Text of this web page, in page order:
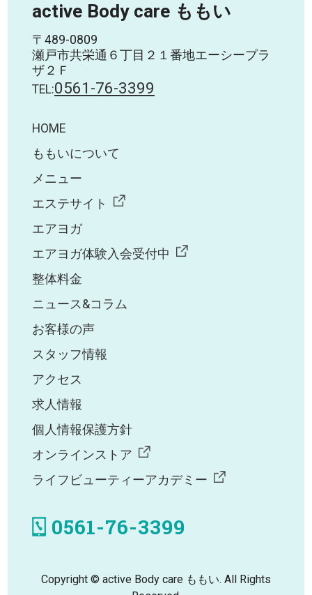
active Body care ももい
〒489-0809
瀬戸市共栄通６丁目２１番地エーシープラ
ザ２Ｆ
TEL:0561-76-3399
HOME
ももいについて
メニュー
エステサイト
エアヨガ
エアヨガ体験入会受付中
整体料金
ニュース&コラム
お客様の声
スタッフ情報
アクセス
求人情報
個人情報保護方針
オンラインストア
ライフビューティーアカデミー
0561-76-3399
Copyright © active Body care ももい. All Rights